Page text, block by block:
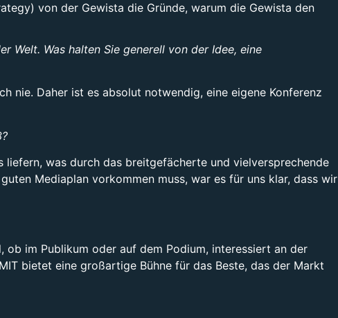
von der Gewista die Gründe, warum die Gewista den
Welt. Was halten Sie generell von der Idee, eine
nie. Daher ist es absolut notwendig, eine eigene Konferenz
was durch das breitgefächerte und vielversprechende
Mediaplan vorkommen muss, war es für uns klar, dass wir
ob im Publikum oder auf dem Podium, interessiert an der
bietet eine großartige Bühne für das Beste, das der Markt